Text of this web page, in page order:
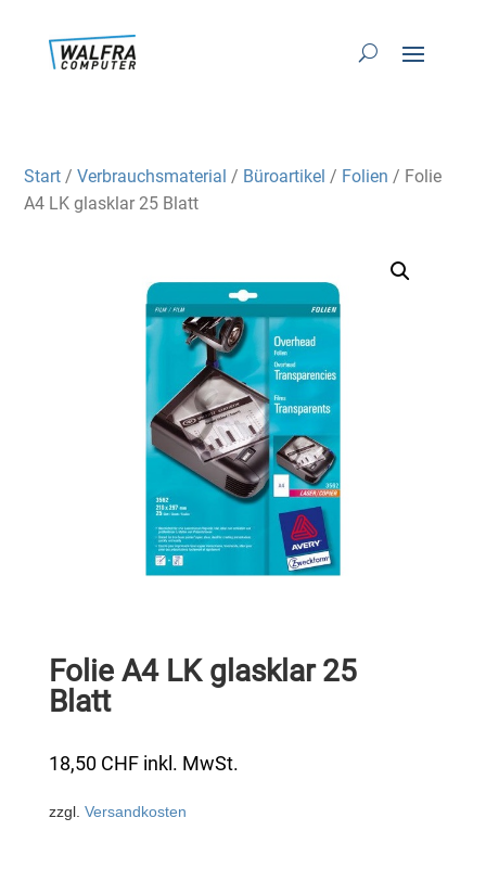
Start /Verbrauchsmaterial / Büroartikel / Folien / Folie
A4 LK glasklar 25 Blatt
Folie A4 LK glasklar 25
Blatt
18,50 CHF inkl. MwSt.
zzgl. Versandkosten